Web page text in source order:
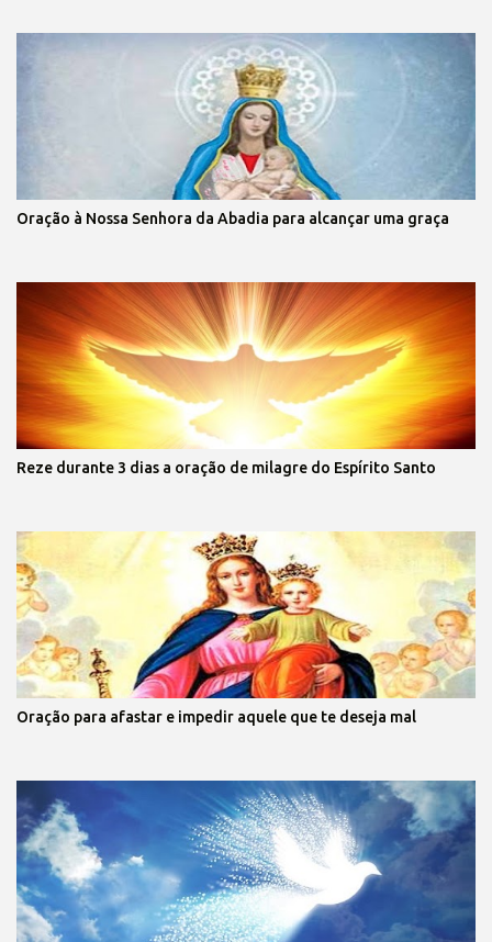
Oração à Nossa Senhora da Abadia para alcançar uma graça
Reze durante 3 dias a oração de milagre do Espírito Santo
Oração para afastar e impedir aquele que te deseja mal